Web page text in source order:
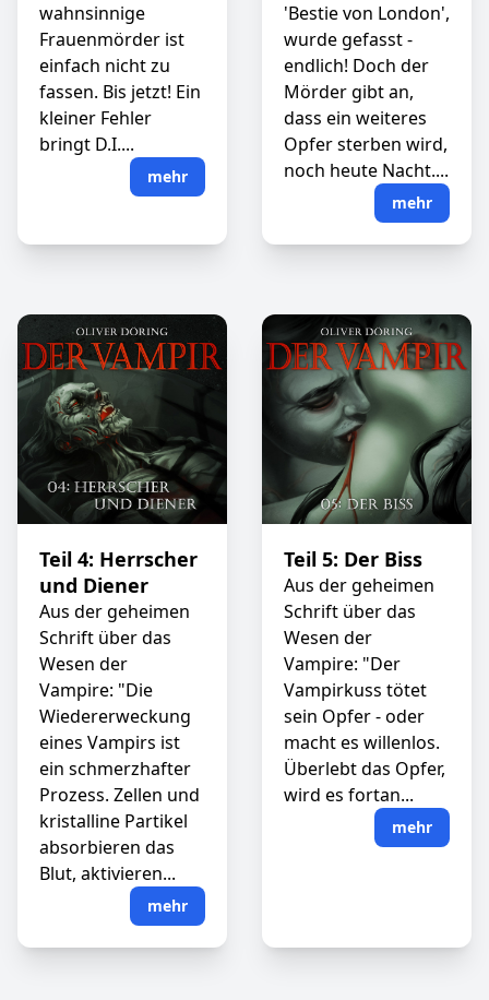
wahnsinnige
Frauenmörder ist
einfach nicht zu
fassen. Bis jetzt! Ein
kleiner Fehler
bringt D.I....
mehr
'Bestie von London',
wurde gefasst -
endlich! Doch der
Mörder gibt an,
dass ein weiteres
Opfer sterben wird,
noch heute Nacht....
mehr
Teil 4: Herrscher
und Diener
Aus der geheimen
Schrift über das
Wesen der
Vampire: "Die
Wiedererweckung
eines Vampirs ist
ein schmerzhafter
Prozess. Zellen und
kristalline Partikel
absorbieren das
Blut, aktivieren...
mehr
Teil 5: Der Biss
Aus der geheimen
Schrift über das
Wesen der
Vampire: "Der
Vampirkuss tötet
sein Opfer - oder
macht es willenlos.
Überlebt das Opfer,
wird es fortan...
mehr